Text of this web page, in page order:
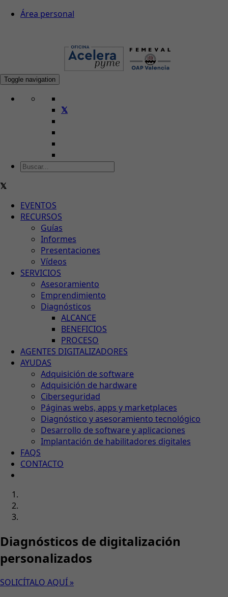
Área personal
Toggle navigation
EVENTOS
RECURSOS
Guías
Informes
Presentaciones
Vídeos
SERVICIOS
Asesoramiento
Emprendimiento
Diagnósticos
ALCANCE
BENEFICIOS
PROCESO
AGENTES DIGITALIZADORES
AYUDAS
Adquisición de software
Adquisición de hardware
Ciberseguridad
Páginas webs, apps y marketplaces
Diagnóstico y asesoramiento tecnológico
Desarrollo de software y aplicaciones
Implantación de habilitadores digitales
FAQS
CONTACTO
Diagnósticos de digitalización
personalizados
SOLICÍTALO AQUÍ »